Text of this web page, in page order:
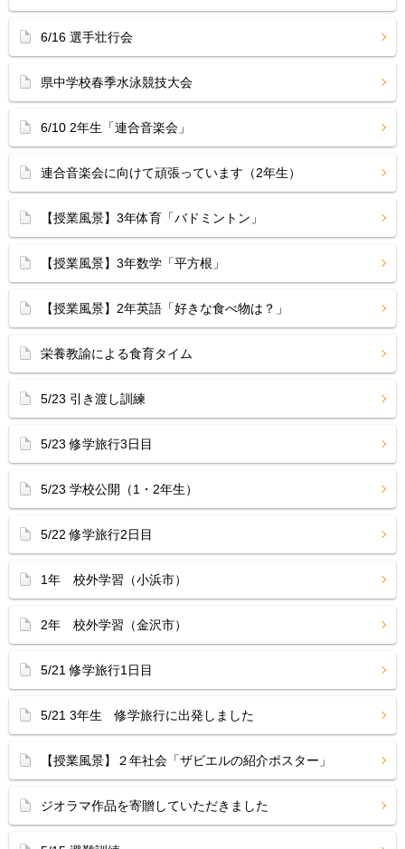
6/16 選手壮行会
県中学校春季水泳競技大会
6/10 2年生「連合音楽会」
連合音楽会に向けて頑張っています（2年生）
【授業風景】3年体育「バドミントン」
【授業風景】3年数学「平方根」
【授業風景】2年英語「好きな食べ物は？」
栄養教諭による食育タイム
5/23 引き渡し訓練
5/23 修学旅行3日目
5/23 学校公開（1・2年生）
5/22 修学旅行2日目
1年 校外学習（小浜市）
2年 校外学習（金沢市）
5/21 修学旅行1日目
5/21 3年生 修学旅行に出発しました
【授業風景】２年社会「ザビエルの紹介ポスター」
ジオラマ作品を寄贈していただきました